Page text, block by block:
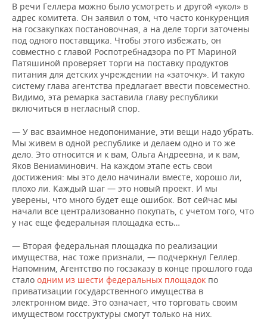
В речи Геллера можно было усмотреть и другой «укол» в
адрес комитета. Он заявил о том, что часто конкуренция
на госзакупках постановочная, а на деле торги заточены
под одного поставщика. Чтобы этого избежать, он
совместно с главой Роспотребнадзора по РТ Мариной
Патяшиной проверяет торги на поставку продуктов
питания для детских учреждении на «заточку». И такую
систему глава агентства предлагает ввести повсеместно.
Видимо, эта ремарка заставила главу республики
включиться в негласный спор.
— У вас взаимное недопонимание, эти вещи надо убрать.
Мы живем в одной республике и делаем одно и то же
дело. Это относится и к вам, Ольга Андреевна, и к вам,
Яков Вениаминович. На каждом этапе есть свои
достижения: мы это дело начинали вместе, хорошо ли,
плохо ли. Каждый шаг — это новый проект. И мы
уверены, что много будет еще ошибок. Вот сейчас мы
начали все централизованно покупать, с учетом того, что
у нас еще федеральная площадка есть…
— Вторая федеральная площадка по реализации
имущества, нас тоже признали, — подчеркнул Геллер.
Напомним, Агентство по госзаказу в конце прошлого года
стало одним из шести федеральных площадок по
приватизации государственного имущества в
электронном виде. Это означает, что торговать своим
имуществом госструктуры смогут только на них.